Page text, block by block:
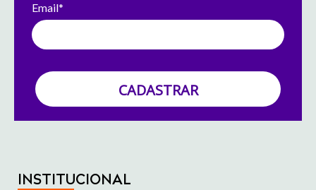
Email*
CADASTRAR
INSTITUCIONAL